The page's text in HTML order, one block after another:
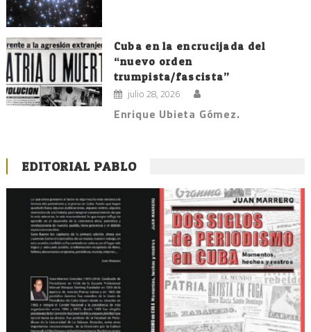
Cuba en la encrucijada del
“nuevo orden
trumpista/fascista”
julio 28, 2026
Enrique Ubieta Gómez.
EDITORIAL PABLO